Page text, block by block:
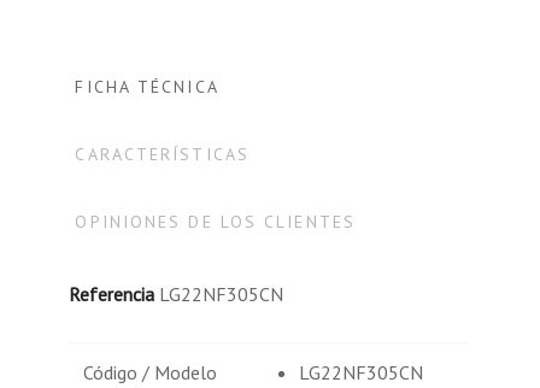
FICHA TÉCNICA
CARACTERÍSTICAS
OPINIONES DE LOS CLIENTES
Referencia LG22NF305CN
Código / Modelo
LG22NF305CN